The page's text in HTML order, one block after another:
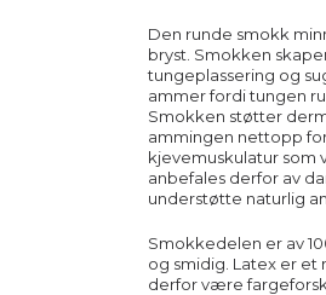
Den runde smokk
bryst. Smokken
tungeplassering og
ammer fordi tungen
Smokken støtter
ammingen nettopp
kjevemuskulatur som
anbefales derfor av
understøtte naturlig
Smokkedelen er av
og smidig. Latex er et
derfor være